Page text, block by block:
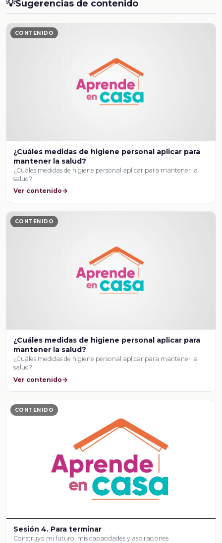
💡Sugerencias de contenido
CONTENIDO
¿Cuáles medidas de higiene personal aplicar para
mantener la salud?
¿Cuáles medidas de higiene personal aplicar para mantener la
salud?
Ver contenido
CONTENIDO
¿Cuáles medidas de higiene personal aplicar para
mantener la salud?
¿Cuáles medidas de higiene personal aplicar para mantener la
salud?
Ver contenido
CONTENIDO
Sesión 4. Para terminar
Construyo mi futuro: mis capacidades y aspiraciones